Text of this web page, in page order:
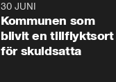
30 JUNI
Kommunen som
blivit en tillflyktsort
för skuldsatta